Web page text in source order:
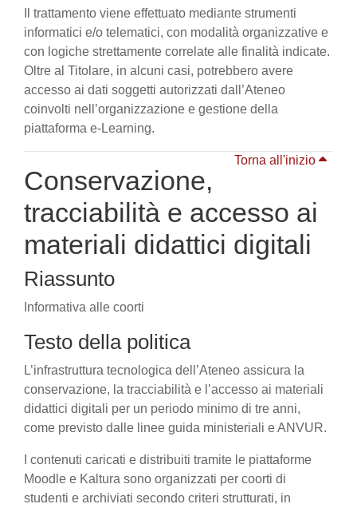
Il trattamento viene effettuato mediante strumenti
informatici e/o telematici, con modalità organizzative e
con logiche strettamente correlate alle finalità indicate.
Oltre al Titolare, in alcuni casi, potrebbero avere
accesso ai dati soggetti autorizzati dall’Ateneo
coinvolti nell’organizzazione e gestione della
piattaforma e-Learning.
Torna all'inizio
Conservazione,
tracciabilità e accesso ai
materiali didattici digitali
Riassunto
Informativa alle coorti
Testo della politica
L’infrastruttura tecnologica dell’Ateneo assicura la
conservazione, la tracciabilità e l’accesso ai materiali
didattici digitali per un periodo minimo di tre anni,
come previsto dalle linee guida ministeriali e ANVUR.
I contenuti caricati e distribuiti tramite le piattaforme
Moodle e Kaltura sono organizzati per coorti di
studenti e archiviati secondo criteri strutturati, in